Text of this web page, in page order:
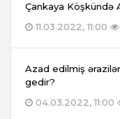
Çankaya Köşkündə
11.03.2022, 11:00
Azad edilmiş
gedir?
04.03.2022, 11:00